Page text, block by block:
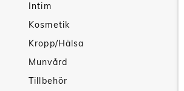
Intim
Kosmetik
Kropp/Hälsa
Munvård
Tillbehör